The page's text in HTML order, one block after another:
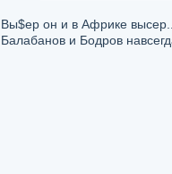
Вы$ер он и в Африке
Балабанов и Бодров